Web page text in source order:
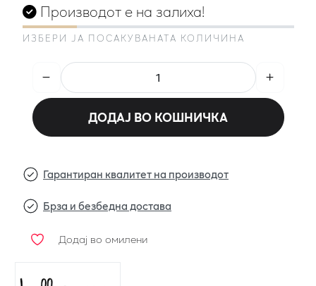
Производот е на залиха!
ИЗБЕРИ ЈА ПОСАКУВАНАТА КОЛИЧИНА
ДОДАЈ ВО КОШНИЧКА
Гарантиран квалитет на производот
Брза и безбедна достава
Додај во омилени